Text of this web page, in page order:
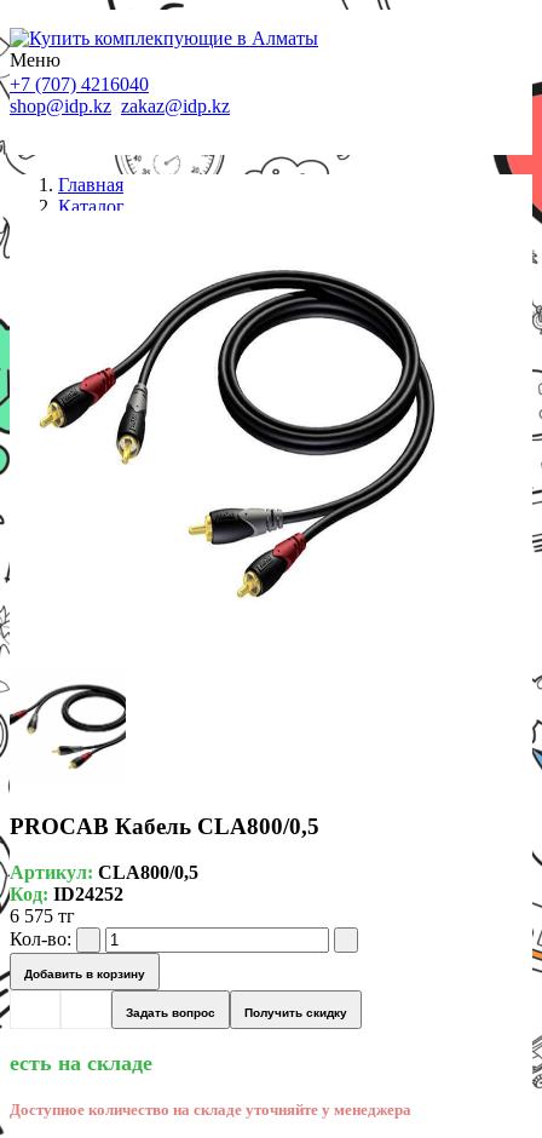
Меню
+7 (707) 4216040
shop@idp.kz zakaz@idp.kz
Главная
Каталог
PROCAB Кабель CLA800/0,5
Артикул: CLA800/0,5
Код: ID24252
6 575 тг
Кол-во:
Добавить в корзину
Задать вопрос Получить скидку
есть на складе
Доступное количество на складе уточняйте у менеджера